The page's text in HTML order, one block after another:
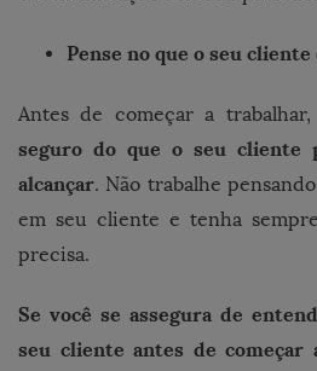
Pense no que o seu
Antes de começar a trabalhar,
seguro do que o seu cliente
alcançar. Não trabalhe
em seu cliente e tenha
precisa.
Se você se assegura de
seu cliente antes de